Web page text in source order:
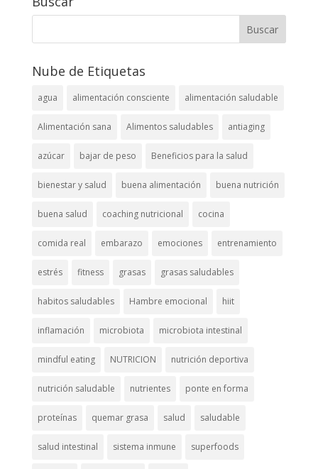
Nube de Etiquetas
agua alimentación consciente alimentación saludable
Alimentación sana Alimentos saludables antiaging
azúcar bajar de peso Beneficios para la salud
bienestar y salud buena alimentación buena nutrición
buena salud coaching nutricional cocina
comida real embarazo emociones entrenamiento
estrés fitness grasas grasas saludables
habitos saludables Hambre emocional hiit
inflamación microbiota microbiota intestinal
mindful eating NUTRICION nutrición deportiva
nutrición saludable nutrientes ponte en forma
proteínas quemar grasa salud saludable
salud intestinal sistema inmune superfoods